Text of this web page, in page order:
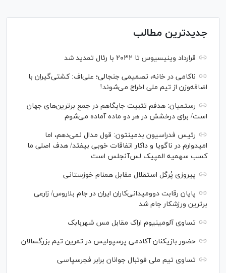
جدیدترین مطالب
قرارداد وینیسیوس تا ۲۰۳۲ با رئال‌ تمدید شد
ناکامی در خانه، تصمیمی جنجالی؛ علی‌اف: کشتی‌گیران با
اضافه‌وزن از تیم ملی اخراج می‌شوند!
رستمیان: هدفم تثبیت جایگاهم در جمع برترین‌های جهان
است/ برای درخشش در هر دو ماده آماده می‌شوم
رئیس فدراسیون بدمینتون: قول مدال نمی‌دهم، اما
امیدوارم در ناگویا و داکار اتفاقات خوبی بیفتد/ هدف اصلی ما
کسب سهمیه المپیک لس‌آنجلس است
پیروزی پُرگل استقلال مقابل همنام خوزستانی
پایان رقابت دوومیدانی‌کاران ایران در جام بلاروس/ زارعی
برترین ورزشکار جام شد
تساوی آلومینیوم اراک مقابل مس شهربابک
حضور بازیکنان آکادمی پرسپولیس در تمرین تیم بزرگسالان
تساوی تیم ملی فوتبال جوانان برابر فجرسپاسی